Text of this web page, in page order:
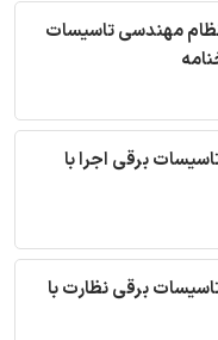
نظام مهندسی تاسیسات
برقی اجرا با
برقی نظارت با